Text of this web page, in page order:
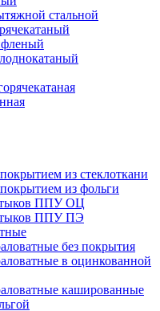
стальной
из стеклоткани
из фольги
ППУ ОЦ
ППУ ПЭ
без покрытия
в оцинкованной
кашированные